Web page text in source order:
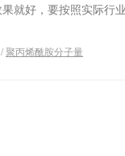
就好，要按照实际行
/聚丙烯酰胺分子量